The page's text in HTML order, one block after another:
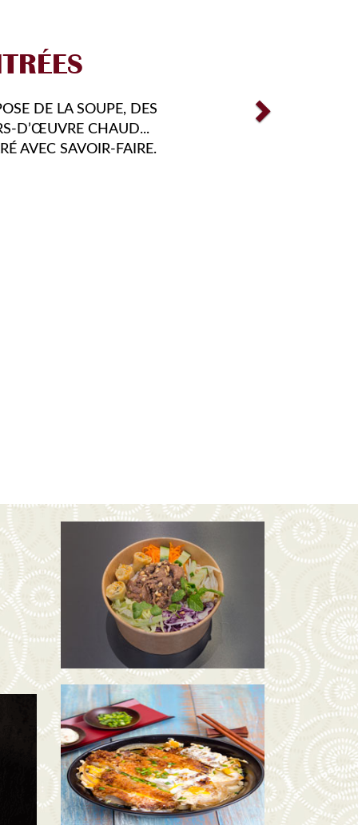
DE NOUVEAUX
VOS PAPILLES TOUT
FONT PARTIE DE NOS